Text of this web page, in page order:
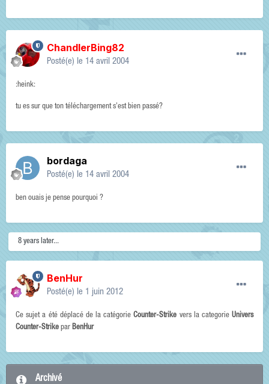
ChandlerBing82
Posté(e) le 14 avril 2004
:heink:
tu es sur que ton téléchargement s'est bien passé?
bordaga
Posté(e) le 14 avril 2004
ben ouais je pense pourquoi ?
8 years later...
BenHur
Posté(e) le 1 juin 2012
Ce sujet a été déplacé de la catégorieCounter-Strike vers la categorieUnivers
Counter-Strike par BenHur
Archivé